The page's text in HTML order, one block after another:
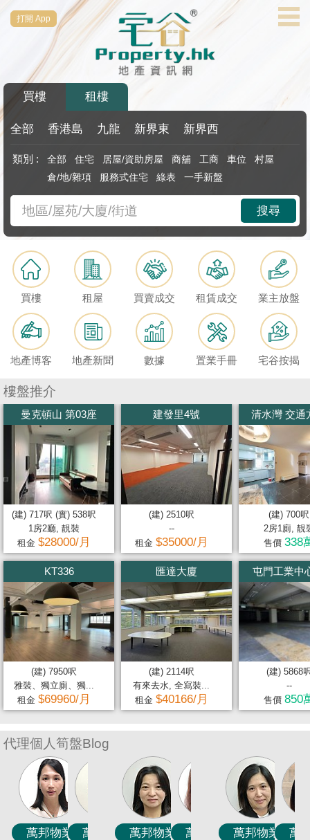
代
理
搵
樓/
交
業
主
盤
宅
谷
按
揭
地
產
博
客
地
新
聞
數
據
公
佈
置
業
冊
於
我
們
打開 App
買樓 租樓
全部 香港島 九龍 新界東 新界西
類別 : 全部 住宅 居屋/資助房屋 商舖 工商 車位
村屋
倉/地/雜項
服務式住宅 綠表 一手新盤
搜尋
買樓 租屋 買賣成交 租賃成交 業主放盤
地產博客 地產新聞 數據 置業手冊 宅谷按揭
樓盤推介
曼克頓山 第03座
(建) 717呎 (實) 538呎
1房2廳, 靚裝
租金 $28000/月
KT336
(建) 7950呎
雅裝、獨立廁、獨...
租金 $69960/月
建發里4號
(建) 2510呎
--
租金 $35000/月
匯達大廈
(建) 2114呎
有來去水, 全寫裝...
租金 $40166/月
清水灣 交通
(建) 700呎
2房1廁, 靚
售價 338
屯門工業中
(建) 5868
--
售價 850
代理個人筍盤Blog
萬邦物業
萬邦物業
萬邦物業
萬邦物業
萬邦物業 萬邦物業
萬邦物業
萬邦物業
萬邦物業
萬邦物業
萬邦物業 萬邦物業萬邦物業
萬邦物業
萬邦物業
萬邦物業
萬邦物業
萬邦物業